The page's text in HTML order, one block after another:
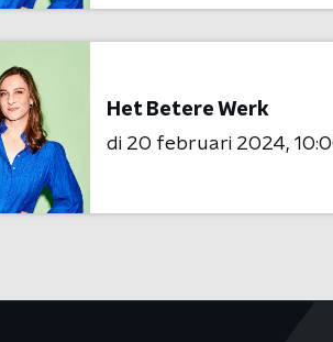
Het Betere Werk
di 20 februari 2024